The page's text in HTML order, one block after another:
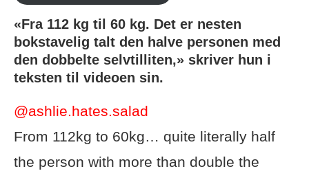
«Fra 112 kg til 60 kg. Det er nesten
bokstavelig talt den halve personen med
den dobbelte selvtilliten,» skriver hun i
teksten til videoen sin.
@ashlie.hates.salad
From 112kg to 60kg… quite literally half
the person with more than double the